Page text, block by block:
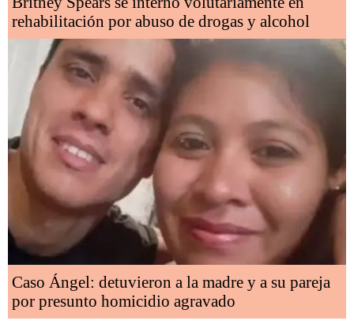
rehabilitación por abuso de drogas y alcohol
Caso Ángel: detuvieron a la madre y a su pareja
por presunto homicidio agravado